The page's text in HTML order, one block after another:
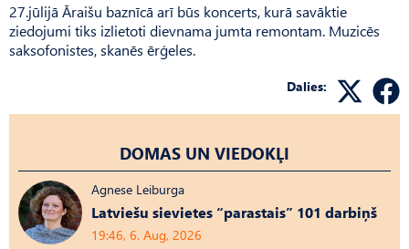
27.jūlijā Āraišu baznīcā arī būs koncerts, kurā savāktie
ziedojumi tiks izlietoti dievnama jumta remontam. Muzicēs
saksofonistes, skanēs ērģeles.
Dalies:
DOMAS UN VIEDOKĻI
Agnese Leiburga
Latviešu sievietes “parastais” 101 darbiņš
19:46, 6. Aug, 2026